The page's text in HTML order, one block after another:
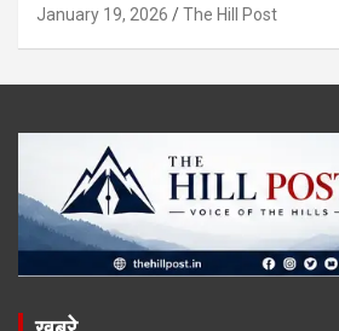
January 19, 2026 The Hill Post